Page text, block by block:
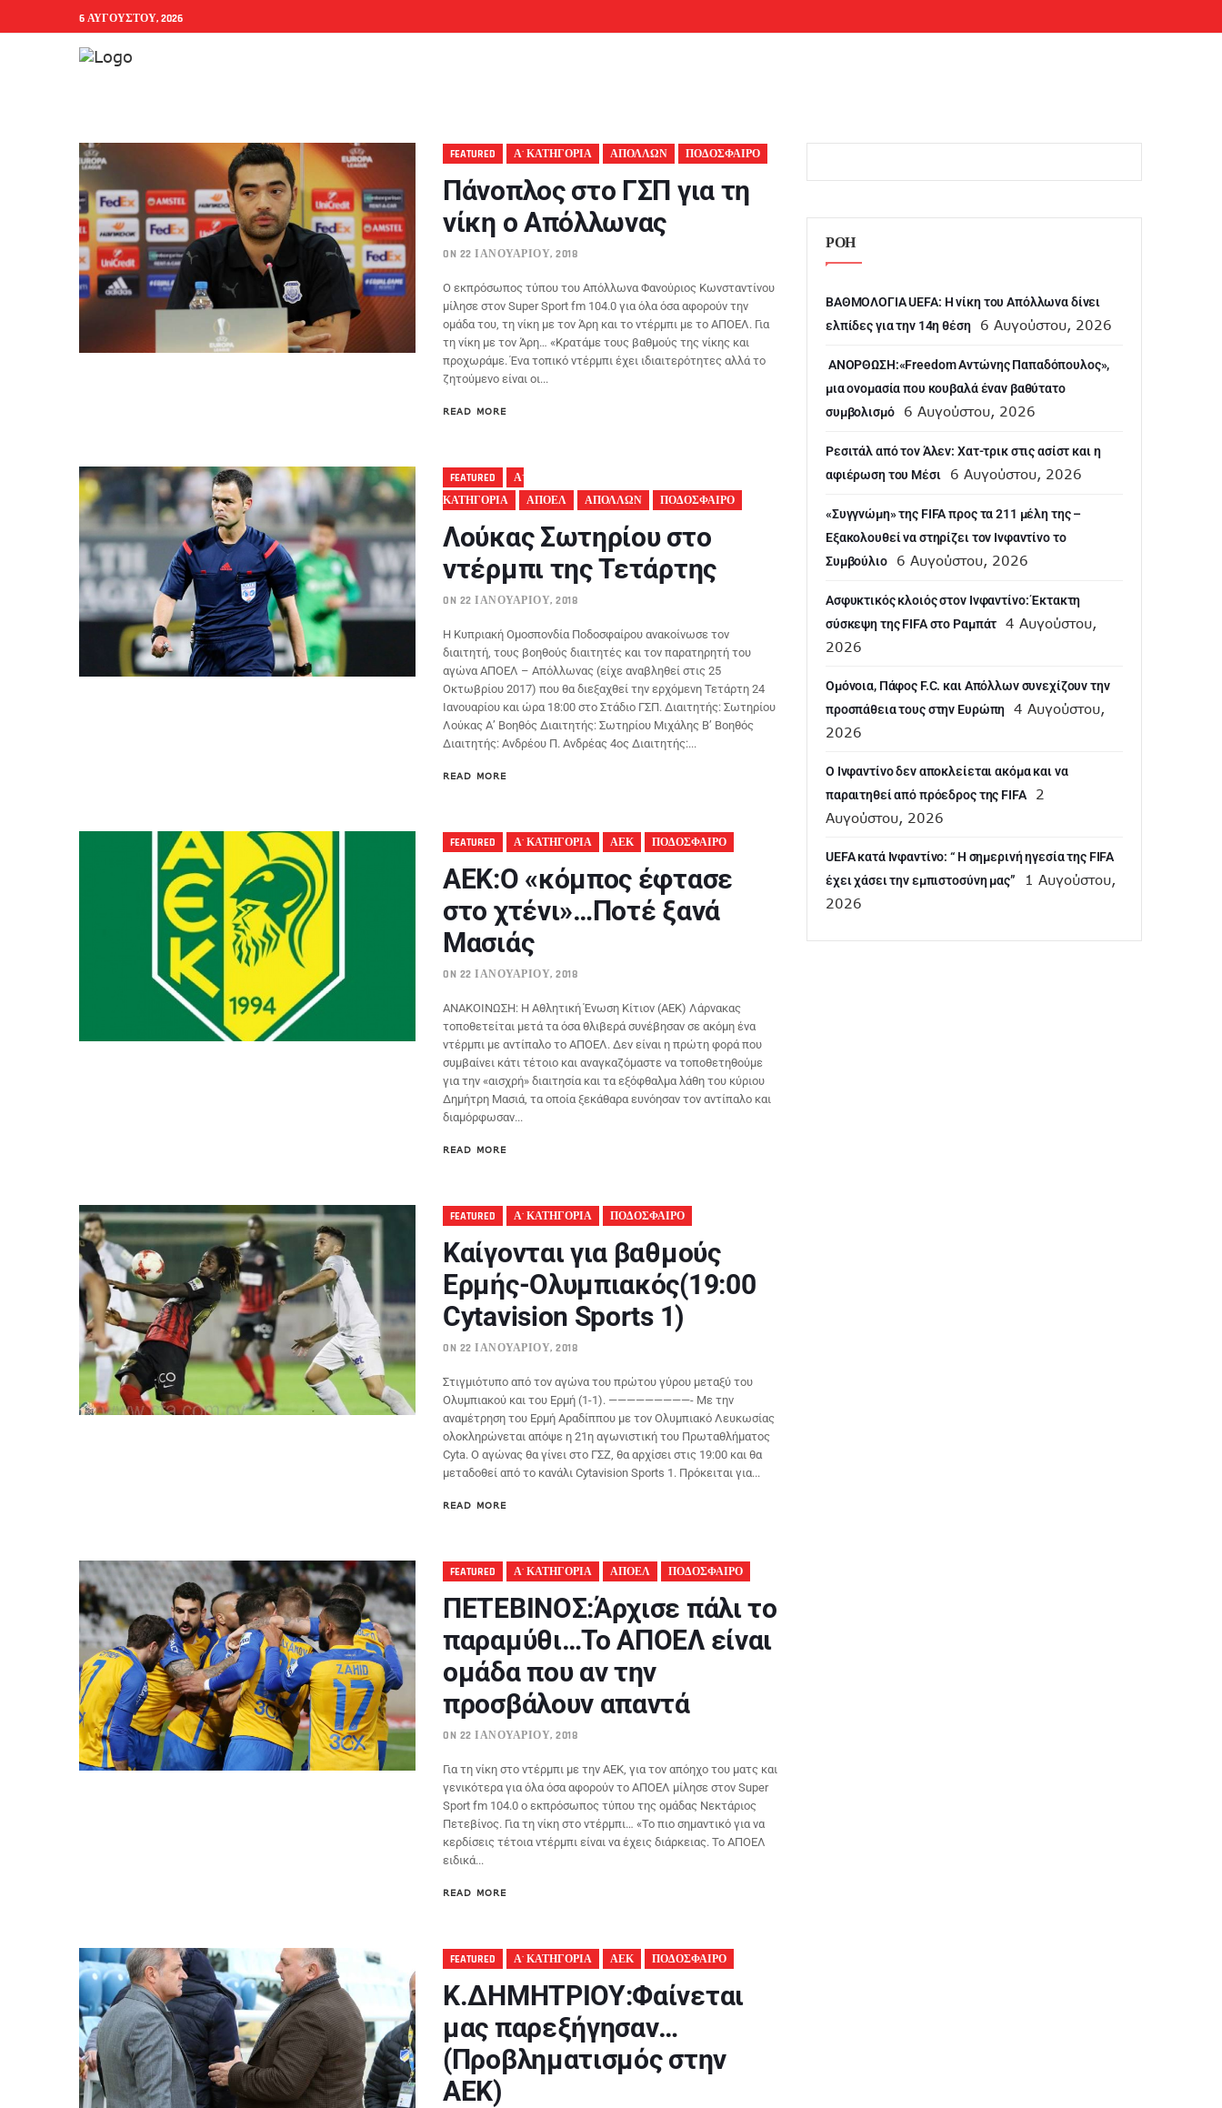
6 ΑΥΓΟΎΣΤΟΥ, 2026
FEATURED Α' ΚΑΤΗΓΟΡΙΑ ΑΠΟΛΛΩΝ ΠΟΔΟΣΦΑΙΡΟ
Πάνοπλος στο ΓΣΠ για τη
νίκη ο Απόλλωνας
ON 22 ΙΑΝΟΥΑΡΊΟΥ, 2018
Ο εκπρόσωπος τύπου του Απόλλωνα Φανούριος Κωνσταντίνου
μίλησε στον Super Sport fm 104.0 για όλα όσα αφορούν την
ομάδα του, τη νίκη με τον Άρη και το ντέρμπι με το ΑΠΟΕΛ. Για
τη νίκη με τον Άρη… «Κρατάμε τους βαθμούς της νίκης και
προχωράμε. Ένα τοπικό ντέρμπι έχει ιδιαιτερότητες αλλά το
ζητούμενο είναι οι...
READ MORE
FEATURED
Α'
ΚΑΤΗΓΟΡΙΑ
ΑΠΟΕΛ ΑΠΟΛΛΩΝ ΠΟΔΟΣΦΑΙΡΟ
Λούκας Σωτηρίου στο
ντέρμπι της Τετάρτης
ON 22 ΙΑΝΟΥΑΡΊΟΥ, 2018
Η Κυπριακή Ομοσπονδία Ποδοσφαίρου ανακοίνωσε τον
διαιτητή, τους βοηθούς διαιτητές και τον παρατηρητή του
αγώνα ΑΠΟΕΛ – Απόλλωνας (είχε αναβληθεί στις 25
Οκτωβρίου 2017) που θα διεξαχθεί την ερχόμενη Τετάρτη 24
Ιανουαρίου και ώρα 18:00 στο Στάδιο ΓΣΠ. Διαιτητής: Σωτηρίου
Λούκας Α’ Βοηθός Διαιτητής: Σωτηρίου Μιχάλης Β’ Βοηθός
Διαιτητής: Ανδρέου Π. Ανδρέας 4ος Διαιτητής:...
READ MORE
FEATURED Α' ΚΑΤΗΓΟΡΙΑ ΑΕΚ ΠΟΔΟΣΦΑΙΡΟ
AEK:Ο «κόμπος έφτασε
στο χτένι»…Ποτέ ξανά
Μασιάς
ON 22 ΙΑΝΟΥΑΡΊΟΥ, 2018
ΑΝΑΚΟΙΝΩΣΗ: H Αθλητική Ένωση Κίτιον (ΑΕΚ) Λάρνακας
τοποθετείται μετά τα όσα θλιβερά συνέβησαν σε ακόμη ένα
ντέρμπι με αντίπαλο το ΑΠΟΕΛ. Δεν είναι η πρώτη φορά που
συμβαίνει κάτι τέτοιο και αναγκαζόμαστε να τοποθετηθούμε
για την «αισχρή» διαιτησία και τα εξόφθαλμα λάθη του κύριου
Δημήτρη Μασιά, τα οποία ξεκάθαρα ευνόησαν τον αντίπαλο και
διαμόρφωσαν...
READ MORE
FEATURED Α' ΚΑΤΗΓΟΡΙΑ ΠΟΔΟΣΦΑΙΡΟ
Καίγονται για βαθμούς
Ερμής-Ολυμπιακός(19:00
Cytavision Sports 1)
ON 22 ΙΑΝΟΥΑΡΊΟΥ, 2018
Στιγμιότυπο από τον αγώνα του πρώτου γύρου μεταξύ του
Ολυμπιακού και του Ερμή (1-1). —————————- Με την
αναμέτρηση του Ερμή Αραδίππου με τον Ολυμπιακό Λευκωσίας
ολοκληρώνεται απόψε η 21η αγωνιστική του Πρωταθλήματος
Cyta. Ο αγώνας θα γίνει στο ΓΣΖ, θα αρχίσει στις 19:00 και θα
μεταδοθεί από το κανάλι Cytavision Sports 1. Πρόκειται για...
READ MORE
FEATURED Α' ΚΑΤΗΓΟΡΙΑ ΑΠΟΕΛ ΠΟΔΟΣΦΑΙΡΟ
ΠΕΤΕΒΙΝΟΣ:Άρχισε πάλι το
παραμύθι…Το ΑΠΟΕΛ είναι
ομάδα που αν την
προσβάλουν απαντά
ON 22 ΙΑΝΟΥΑΡΊΟΥ, 2018
Για τη νίκη στο ντέρμπι με την ΑΕΚ, για τον απόηχο του ματς και
γενικότερα για όλα όσα αφορούν το ΑΠΟΕΛ μίλησε στον Super
Sport fm 104.0 ο εκπρόσωπος τύπου της ομάδας Νεκτάριος
Πετεβίνος. Για τη νίκη στο ντέρμπι… «Το πιο σημαντικό για να
κερδίσεις τέτοια ντέρμπι είναι να έχεις διάρκειας. Το ΑΠΟΕΛ
ειδικά...
READ MORE
FEATURED Α' ΚΑΤΗΓΟΡΙΑ ΑΕΚ ΠΟΔΟΣΦΑΙΡΟ
K.ΔΗΜΗΤΡΙΟΥ:Φαίνεται
μας παρεξήγησαν…
(Προβληματισμός στην
ΑΕΚ)
ΡΟΗ
ΒΑΘΜΟΛΟΓΙΑ UEFA: Η νίκη του Απόλλωνα δίνει
ελπίδες για την 14η θέση
6 Αυγούστου, 2026
ANOΡΘΩΣΗ:«Freedom Αντώνης Παπαδόπουλος»,
μια ονομασία που κουβαλά έναν βαθύτατο
συμβολισμό
6 Αυγούστου, 2026
Ρεσιτάλ από τον Άλεν: Χατ-τρικ στις ασίστ και η
αφιέρωση του Μέσι
6 Αυγούστου, 2026
«Συγγνώμη» της FIFA προς τα 211 μέλη της –
Εξακολουθεί να στηρίζει τον Ινφαντίνο το
Συμβούλιο
6 Αυγούστου, 2026
Ασφυκτικός κλοιός στον Ινφαντίνο: Έκτακτη
σύσκεψη της FIFA στο Ραμπάτ
4 Αυγούστου,
2026
Ομόνοια, Πάφος F.C. και Απόλλων συνεχίζουν την
προσπάθεια τους στην Ευρώπη
4 Αυγούστου,
2026
Ο Ινφαντίνο δεν αποκλείεται ακόμα και να
παραιτηθεί από πρόεδρος της FIFA
2
Αυγούστου, 2026
UEFA κατά Ινφαντίνο: “ H σημερινή ηγεσία της FIFA
έχει χάσει την εμπιστοσύνη μας”
1 Αυγούστου,
2026